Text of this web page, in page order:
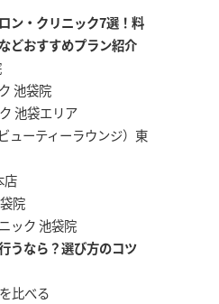
ン・クリニック7選！料
どおすすめプラン紹介
池袋院
池袋エリア
ューティーラウンジ）東
店
院
ック 池袋院
うなら？選び方のコツ
比べる